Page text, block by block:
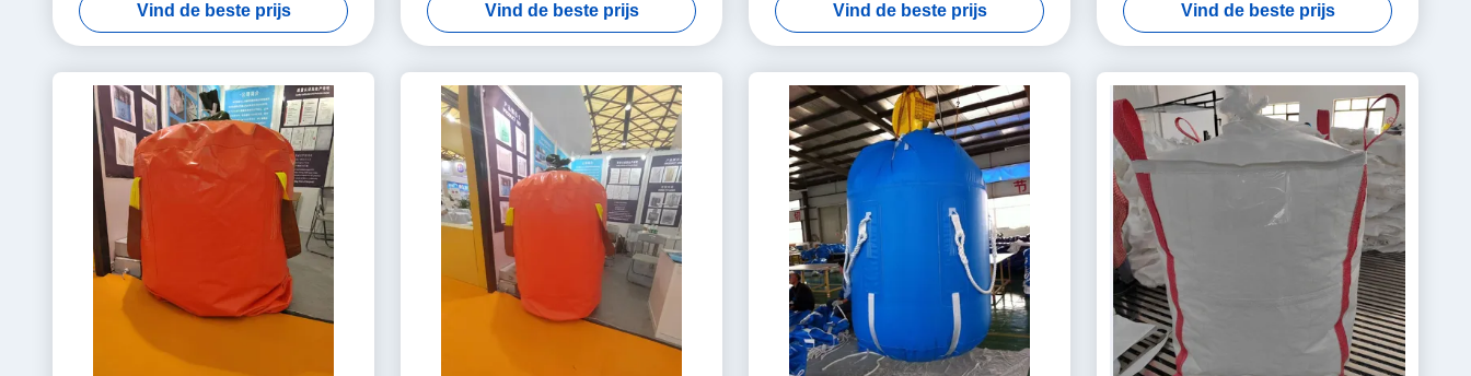
Vind de beste prijs
materialen
Vind de beste prijs Vind de beste prijs Vind de beste prijs